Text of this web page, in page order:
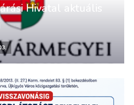
Hivatal aktuális